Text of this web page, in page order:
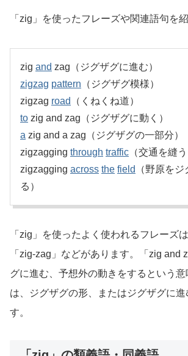
「zig」を使ったフレーズや関連語句を
zig and zag（ジグザグに進む）
zigzag pattern （ジグザグ模様）
zigzag road
（くねくね道）
to zig and zag（ジグザグに動く）
a zig and a zag（ジグザグの一部分）
zigzagging through traffic （交通を縫
zigzagging across the field
（野原を
る）
「zig」を使ったよく使われるフレーズ
「zig-zag」などがあります。「zig and
グに進む、予想外の動きをするという意
は、ジグザグの形、またはジグザグに進
す。